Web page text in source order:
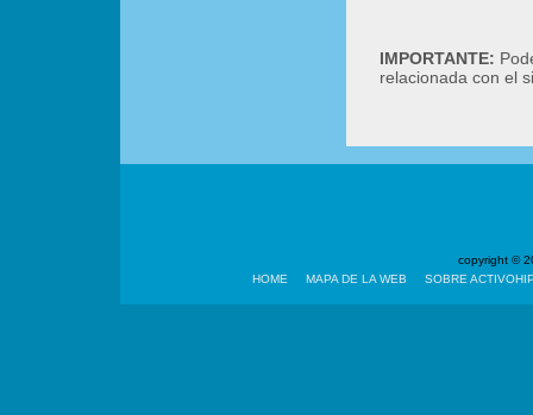
IMPORTANTE:
relacionada con el
copyright ©
HOME
MAPA DE LA WEB SOBRE